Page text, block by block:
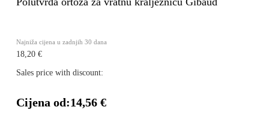
Najniža cijena u zadnjih 30 dana
18,20 €
Sales price with discount:
Cijena od:14,56 €